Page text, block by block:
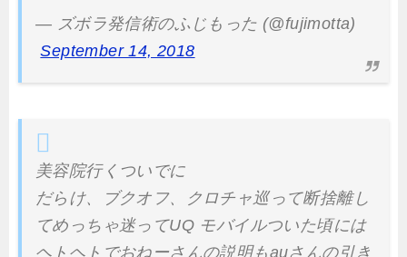
— ズボラ発信術のふじもった (@fujimotta)
September 14, 2018
美容院行くついでに
だらけ、ブクオフ、クロチャ巡って断捨離し
てめっちゃ迷ってUQ モバイルついた頃には
ヘトヘトでおねーさんの説明もauさんの引き